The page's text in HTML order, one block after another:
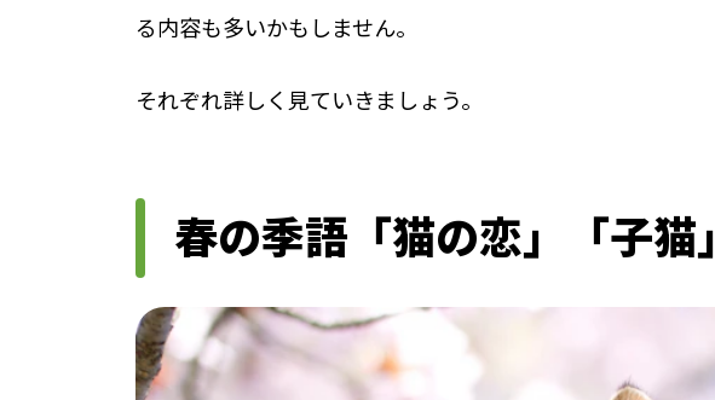
る内容も多いかもしません。
それぞれ詳しく見ていきましょう。
春の季語「猫の恋」「子猫」